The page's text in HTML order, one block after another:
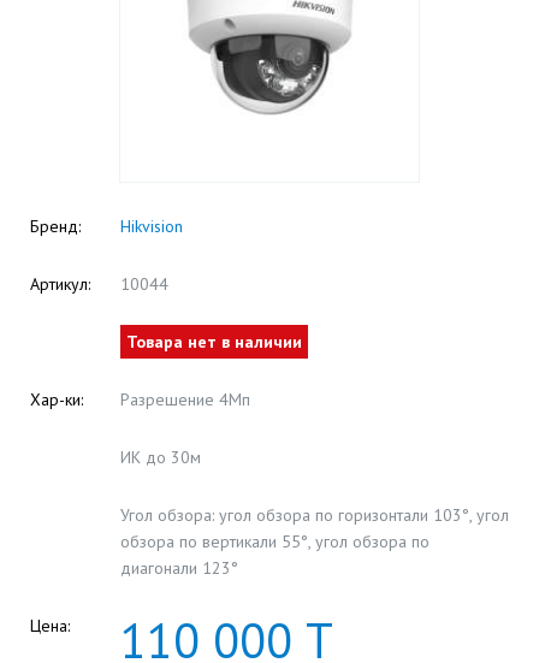
Бренд: Hikvision
Артикул: 10044
Товара нет в наличии
Хар-ки: Разрешение 4Мп
ИК до 30м
Угол обзора: угол обзора по горизонтали 103°, угол
обзора по вертикали 55°, угол обзора по
диагонали 123°
Цена: 110 000 Т